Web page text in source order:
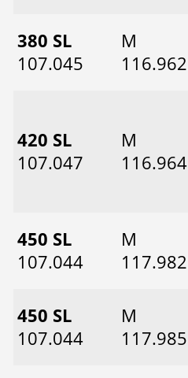
380 SL
107.045
M
116.962
420 SL
107.047
M
116.964
450 SL
107.044
M
117.982
450 SL
107.044
M
117.985